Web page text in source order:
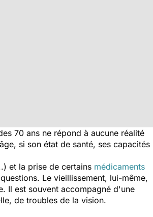
70 ans ne répond à aucune réalité
si son état de santé, ses capacités
et la prise de certains médicaments
Le vieillissement, lui-même,
Il est souvent accompagné d'une
de troubles de la vision.